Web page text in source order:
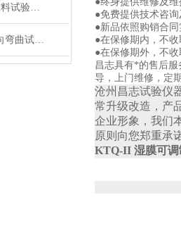
WE型微机屏显万能材料试验机 产品展示
钢筋弯曲试验机正反向弯曲试验机
●免费提供技术咨
●新品依照购销合
●在保修期内，不
●在保修期外，不
昌志具有*的售后
导，上门维修，定
沧州昌志试验仪
常升级改造，产
企业形象，我们
原则向您郑重承
KTQ-II 湿膜可调